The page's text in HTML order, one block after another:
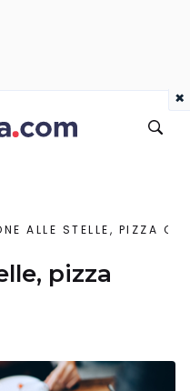
ALLE STELLE, PIZZA
pizza
×